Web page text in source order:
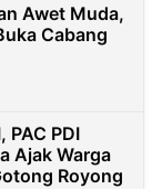
Awet Muda,
Cabang
PAC PDI
Ajak Warga
Royong